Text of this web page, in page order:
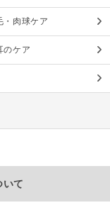
・肉球ケア
のケア
て